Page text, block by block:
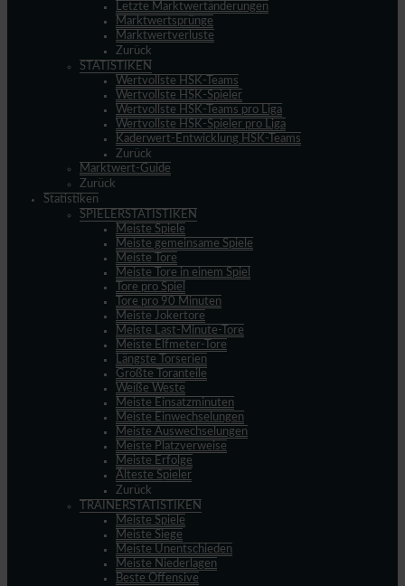
Letzte Marktwertänderungen
Marktwertsprünge
Marktwertverluste
Zurück
STATISTIKEN
Wertvollste HSK-Teams
Wertvollste HSK-Spieler
Wertvollste HSK-Teams pro Liga
Wertvollste HSK-Spieler pro Liga
Kaderwert-Entwicklung HSK-Teams
Zurück
Marktwert-Guide
Zurück
Statistiken
SPIELERSTATISTIKEN
Meiste Spiele
Meiste gemeinsame Spiele
Meiste Tore
Meiste Tore in einem Spiel
Tore pro Spiel
Tore pro 90 Minuten
Meiste Jokertore
Meiste Last-Minute-Tore
Meiste Elfmeter-Tore
Längste Torserien
Größte Toranteile
Weiße Weste
Meiste Einsatzminuten
Meiste Einwechselungen
Meiste Auswechselungen
Meiste Platzverweise
Meiste Erfolge
Älteste Spieler
Zurück
TRAINERSTATISTIKEN
Meiste Spiele
Meiste Siege
Meiste Unentschieden
Meiste Niederlagen
Beste Offensive